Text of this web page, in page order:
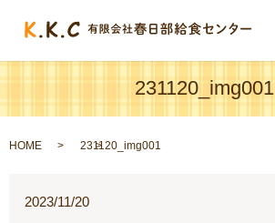
231120_img001
HOME 231120_img001
2023/11/20